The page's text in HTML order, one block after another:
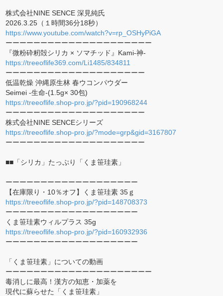
株式会社NINE SENCE 深見純氏
2026.3.25（１時間36分18秒）
https://www.youtube.com/watch?v=rp_OSHyPiGA
ーーーーーーーーーーーーーーーーーーーーー
『微粉砕籾殻シリカ × ソマチッド』Kami-神-
https://treeoflife369.com/Li1485/834811
ーーーーーーーーーーーーーーーーーーーー
低温乾燥 沖縄原生林 春ウコンパウダー
Seimei -生命-(1.5g× 30包)
https://treeoflife.shop-pro.jp/?pid=190968244
ーーーーーーーーーーーーーーーーーーーー
株式会社NINE SENCEシリーズ
https://treeoflife.shop-pro.jp/?mode=grp&gid=3167807
ーーーーーーーーーーーーーーーーーーーー
■■「シリカ」たっぷり「くま笹珪素」
ーーーーーーーーーーーーーーーーーーー
【在庫限り・10％オフ】くま笹珪素 35ｇ
https://treeoflife.shop-pro.jp/?pid=148708373
ーーーーーーーーーーーーーーーーーーー
くま笹珪素ウィルプラス 35g
https://treeoflife.shop-pro.jp/?pid=160932936
ーーーーーーーーーーーーーーーーーーー
「くま笹珪素」についての動画
ーーーーーーーーーーーーーーーーーーーーー
毒消しに最高！漢方の知恵・加薬を
現代に蘇らせた「くま笹珪素」